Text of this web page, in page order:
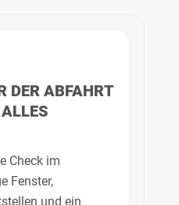
DER ABFAHRT
Check im
Fenster,
und ein